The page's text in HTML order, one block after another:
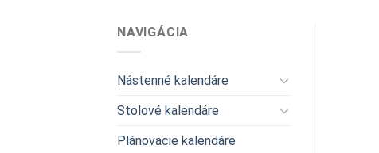
NAVIGÁCIA
Nástenné kalendáre
Stolové kalendáre
Plánovacie kalendáre